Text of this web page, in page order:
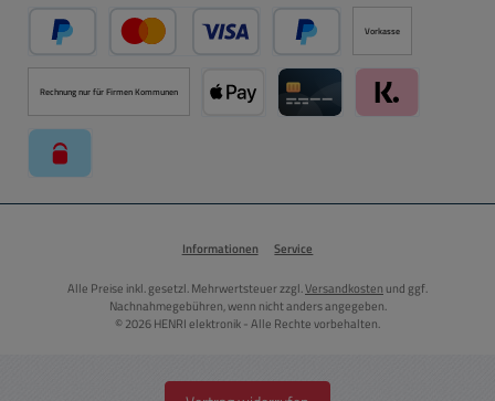
PayPal Kredit- oder Debitkarte über PayPal
Später Bezahlen über PayPal
Vorkasse
Rechnung nur für Firmen Kommunen
Informationen Service
Alle Preise inkl. gesetzl. Mehrwertsteuer zzgl.Versandkosten und ggf.
Nachnahmegebühren, wenn nicht anders angegeben.
© 2026 HENRI elektronik - Alle Rechte vorbehalten.